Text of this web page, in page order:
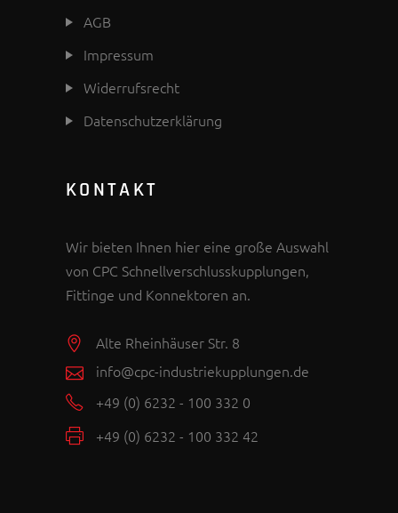
AGB
Impressum
Widerrufsrecht
Datenschutzerklärung
KONTAKT
Wir bieten Ihnen hier eine große Auswahl
von CPC Schnellverschlusskupplungen,
Fittinge und Konnektoren an.
Alte Rheinhäuser Str. 8
info@cpc-industriekupplungen.de
+49 (0) 6232 - 100 332 0
+49 (0) 6232 - 100 332 42